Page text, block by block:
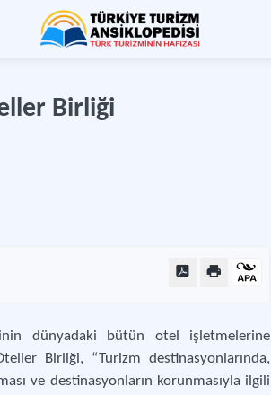
Birliği
dünyadaki bütün otel işletmelerine
Birliği, “Turizm destinasyonlarında,
ve destinasyonların korunmasıyla ilgili